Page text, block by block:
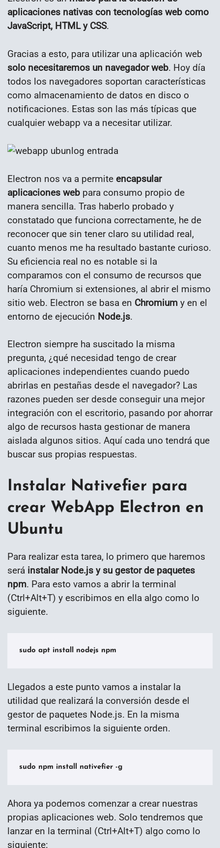
aplicaciones nativas con tecnologías web como
JavaScript, HTML y CSS.
Gracias a esto, para utilizar una aplicación web
solo necesitaremos un navegador web. Hoy día
todos los navegadores soportan características
como almacenamiento de datos en disco o
notificaciones. Estas son las más típicas que
cualquier webapp va a necesitar utilizar.
Electron nos va a permite encapsular
aplicaciones web para consumo propio de
manera sencilla. Tras haberlo probado y
constatado que funciona correctamente, he de
reconocer que sin tener claro su utilidad real,
cuanto menos me ha resultado bastante curioso.
Su eficiencia real no es notable si la
comparamos con el consumo de recursos que
haría Chromium si extensiones, al abrir el mismo
sitio web. Electron se basa en Chromium y en el
entorno de ejecución Node.js.
Electron siempre ha suscitado la misma
pregunta, ¿qué necesidad tengo de crear
aplicaciones independientes cuando puedo
abrirlas en pestañas desde el navegador? Las
razones pueden ser desde conseguir una mejor
integración con el escritorio, pasando por ahorrar
algo de recursos hasta gestionar de manera
aislada algunos sitios. Aquí cada uno tendrá que
buscar sus propias respuestas.
Instalar Nativefier para
crear WebApp Electron en
Ubuntu
Para realizar esta tarea, lo primero que haremos
será instalar Node.js y su gestor de paquetes
npm. Para esto vamos a abrir la terminal
(Ctrl+Alt+T) y escribimos en ella algo como lo
siguiente.
sudo apt install nodejs npm
Llegados a este punto vamos a instalar la
utilidad que realizará la conversión desde el
gestor de paquetes Node.js. En la misma
terminal escribimos la siguiente orden.
sudo npm install nativefier -g
Ahora ya podemos comenzar a crear nuestras
propias aplicaciones web. Solo tendremos que
lanzar en la terminal (Ctrl+Alt+T) algo como lo
siguiente: